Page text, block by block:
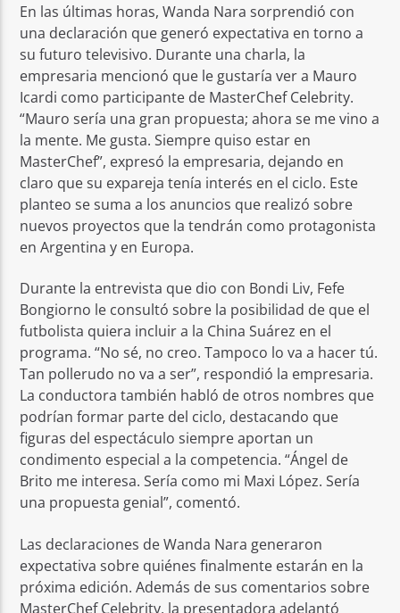
En las últimas horas, Wanda Nara sorprendió con
una declaración que generó expectativa en torno a
su futuro televisivo. Durante una charla, la
empresaria mencionó que le gustaría ver a Mauro
Icardi como participante de MasterChef Celebrity.
“Mauro sería una gran propuesta; ahora se me vino a
la mente. Me gusta. Siempre quiso estar en
MasterChef”, expresó la empresaria, dejando en
claro que su expareja tenía interés en el ciclo. Este
planteo se suma a los anuncios que realizó sobre
nuevos proyectos que la tendrán como protagonista
en Argentina y en Europa.
Durante la entrevista que dio con Bondi Liv, Fefe
Bongiorno le consultó sobre la posibilidad de que el
futbolista quiera incluir a la China Suárez en el
programa. “No sé, no creo. Tampoco lo va a hacer tú.
Tan pollerudo no va a ser”, respondió la empresaria.
La conductora también habló de otros nombres que
podrían formar parte del ciclo, destacando que
figuras del espectáculo siempre aportan un
condimento especial a la competencia. “Ángel de
Brito me interesa. Sería como mi Maxi López. Sería
una propuesta genial”, comentó.
Las declaraciones de Wanda Nara generaron
expectativa sobre quiénes finalmente estarán en la
próxima edición. Además de sus comentarios sobre
MasterChef Celebrity, la presentadora adelantó